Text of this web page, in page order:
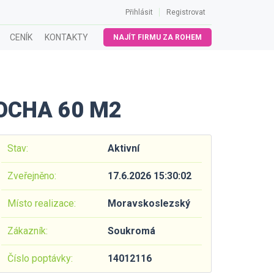
Přihlásit Registrovat
CENÍK KONTAKTY NAJÍT FIRMU ZA ROHEM
60 M2
Stav: Aktivní
Zveřejněno: 17.6.2026 15:30:02
Místo realizace: Moravskoslezský
Zákazník: Soukromá
Číslo poptávky: 14012116